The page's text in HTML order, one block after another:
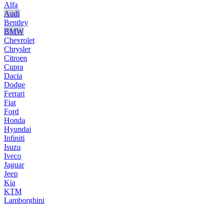
Alfa
Audi
Bentley
BMW
Chevrolet
Chrysler
Citroen
Cupra
Dacia
Dodge
Ferrari
Fiat
Ford
Honda
Hyundai
Infiniti
Isuzu
Iveco
Jaguar
Jeep
Kia
KTM
Lamborghini